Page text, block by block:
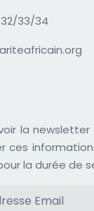
32/33/34
la newsletter
ces
la durée de